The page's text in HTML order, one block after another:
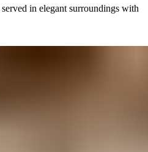
in elegant surroundings with